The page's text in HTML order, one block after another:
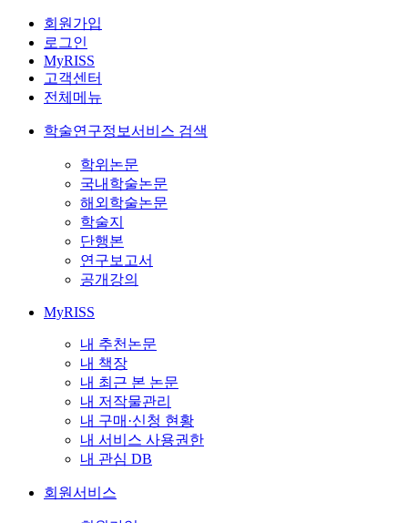
회원가입
로그인
MyRISS
고객센터
전체메뉴
학술연구정보서비스 검색
학위논문
국내학술논문
해외학술논문
학술지
단행본
연구보고서
공개강의
MyRISS
내 추천논문
내 책장
내 최근 본 논문
내 저작물관리
내 구매·신청 현황
내 서비스 사용권한
내 관심 DB
회원서비스